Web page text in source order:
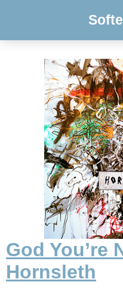
God You’re
Hornsleth